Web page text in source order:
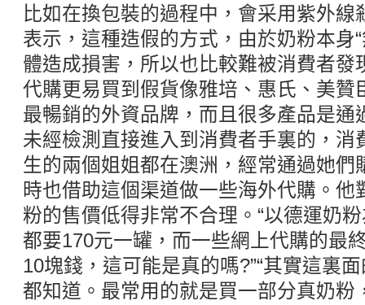
比如在換包裝的過程中，會采用紫外線
表示，這種造假的方式，由於奶粉本身
體造成損害，所以也比較難被消費者發
代購更易買到假貨像雅培、惠氏、美贊
最暢銷的外資品牌，而且很多產品是通
未經檢測直接進入到消費者手裏的，消
生的兩個姐姐都在澳洲，經常通過她們
時也借助這個渠道做一些海外代購。他
粉的售價低得非常不合理。“以德運奶
都要170元一罐，而一些網上代購的最
10塊錢，這可能是真的嗎?”“其實這裏
都知道。最常用的就是買一部分真奶粉